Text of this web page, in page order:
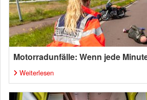
Motorradunfälle: Wenn jede
Weiterlesen